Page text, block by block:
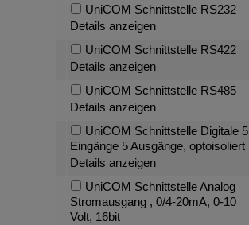
UniCOM Schnittstelle RS232
Details anzeigen
UniCOM Schnittstelle RS422
Details anzeigen
UniCOM Schnittstelle RS485
Details anzeigen
UniCOM Schnittstelle Digitale 5
Eingänge 5 Ausgänge, optoisoliert
Details anzeigen
UniCOM Schnittstelle Analog
Stromausgang , 0/4-20mA, 0-10
Volt, 16bit